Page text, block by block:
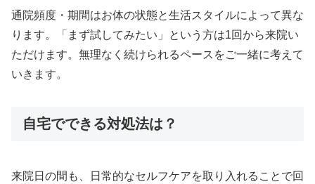
通院頻度・期間はお体の状態と生活スタイルによって異な
ります。「まず試してみたい」という方は1回から来院い
ただけます。無理なく続けられるペースをご一緒に考えて
いきます。
自宅でできる対処法は？
来院日の間も、日常的なセルフケアを取り入れることで回